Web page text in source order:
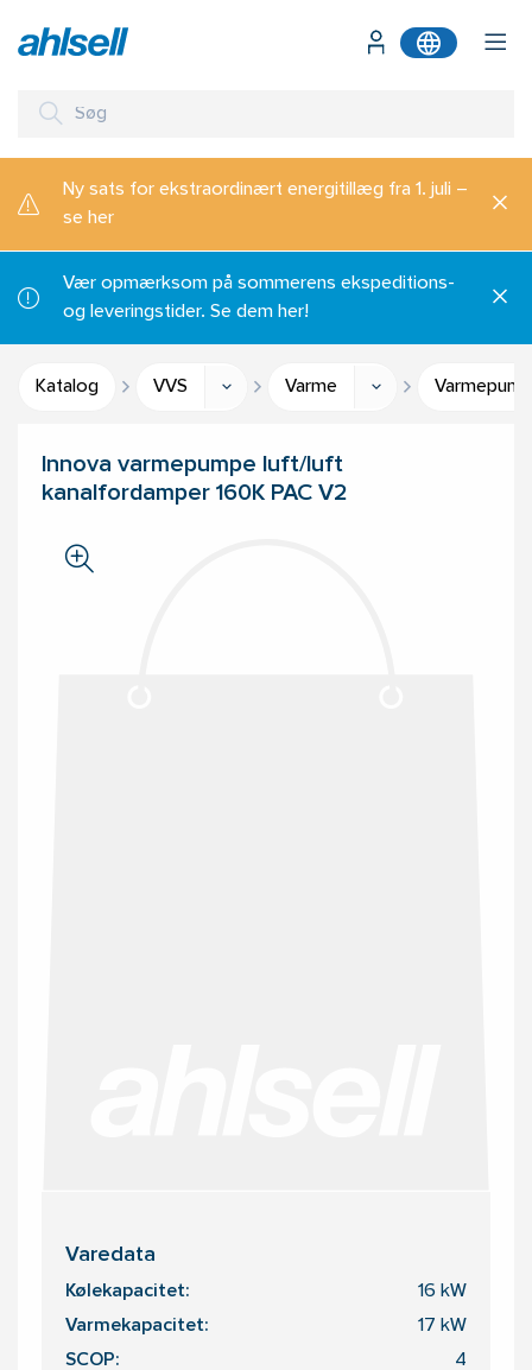
Ny sats for ekstraordinært energitillæg fra 1. juli –
se her
Vær opmærksom på sommerens ekspeditions-
og leveringstider. Se dem her!
Katalog VVS Varme
Innova varmepumpe luft/luft
kanalfordamper 160K PAC V2
Varedata
Kølekapacitet: 16 kW
Varmekapacitet: 17 kW
SCOP: 4